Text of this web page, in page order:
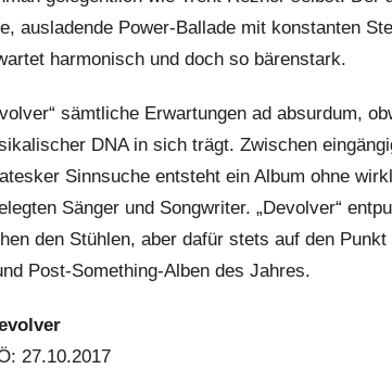
ausladende Power-Ballade mit konstanten
harmonisch und doch so bärenstark.
sämtliche Erwartungen ad absurdum,
DNA in sich trägt. Zwischen
Sinnsuche entsteht ein Album ohne
Sänger und Songwriter. „Devolver“
den Stühlen, aber dafür stets auf den
Post-Something-Alben des Jahres.
27.10.2017